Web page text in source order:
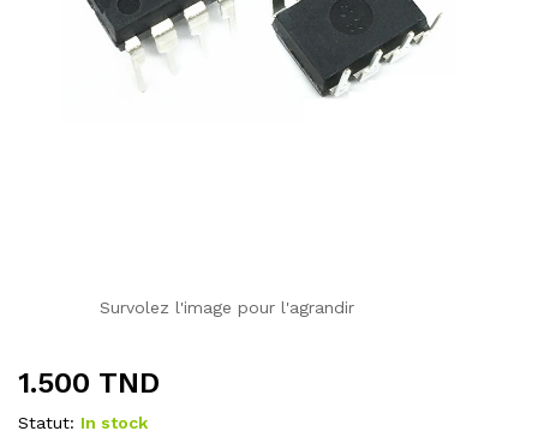
Survolez l'image pour l'agrandir
1.500 TND
Statut: In stock